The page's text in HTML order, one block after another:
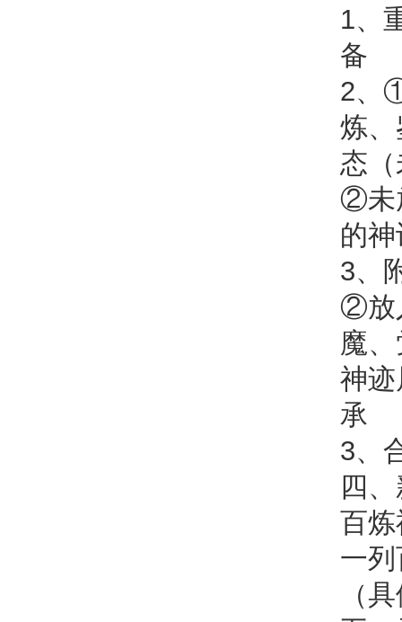
1、
备
2、
炼
态
②未
的
3、
②放
魔
神
承
3、
四
百
一
（